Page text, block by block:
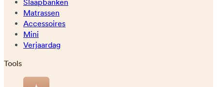
Slaapbanken
Matrassen
Accessoires
Mini
Verjaardag
Tools